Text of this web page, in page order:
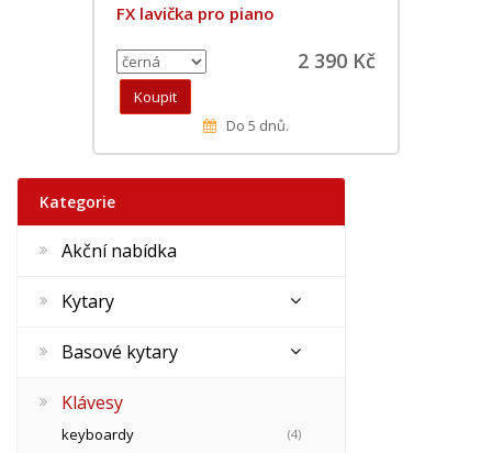
FX lavička pro piano
2 390 Kč
Do 5 dnů.
Kategorie
Akční nabídka
Kytary
Basové kytary
Klávesy
keyboardy (4)